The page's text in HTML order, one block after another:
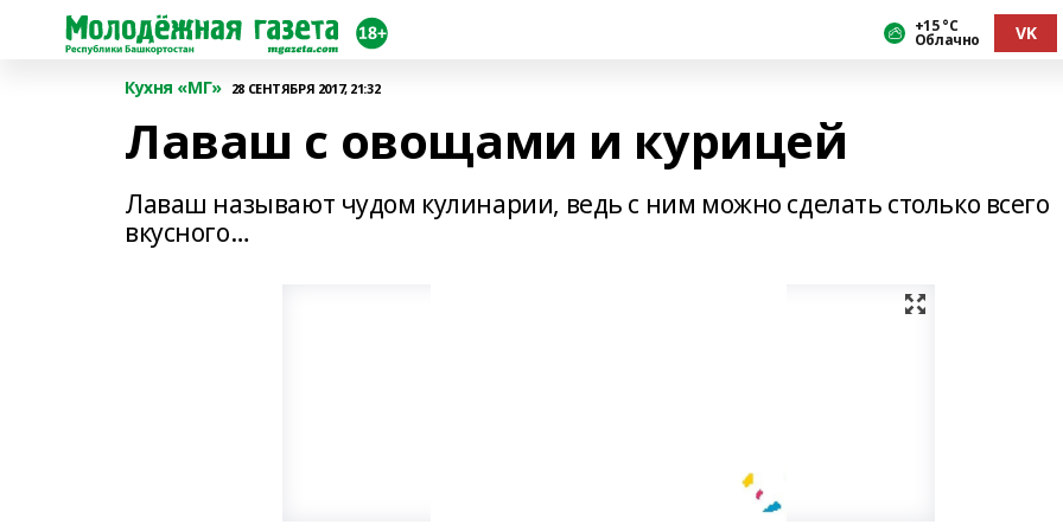
+15 °С
Облачно VK
Кухня «МГ» 28 СЕНТЯБРЯ 2017, 21:32
Лаваш с овощами и курицей
Лаваш называют чудом кулинарии, ведь с ним можно сделать столько всего
вкусного…